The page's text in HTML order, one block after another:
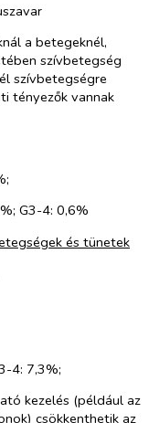
a betegeknél,
szívbetegség
szívbetegségre
tényezők vannak
G3-4: 0,6%
és tünetek
4: 7,3%;
kezelés (például az
csökkenthetik az